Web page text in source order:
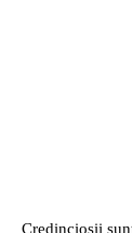
Credincioșii